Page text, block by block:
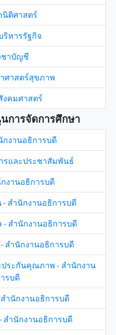
นิติศาสตร์
ริหารรัฐกิจ
ชาบัญชี
ศาสตร์สุขภาพ
งคมศาสตร์
การจัดการศึกษา
กงานอธิการบดี
รและประชาสัมพันธ์
งานอธิการบดี
- สำนักงานอธิการบดี
- สำนักงานอธิการบดี
สำนักงานอธิการบดี
ระกันคุณภาพ - สำนักงาน
รบดี
ำนักงานอธิการบดี
สำนักงานอธิการบดี